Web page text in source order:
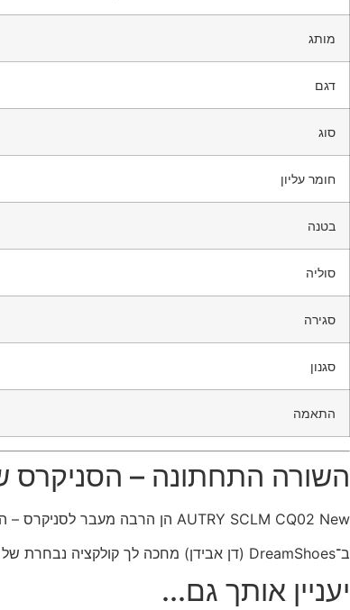
מותג
דגם
סוג
חומר עליון
בטנה
סוליה
סגירה
סגנון
התאמה
השורה התחתונה – הסניקרס
AUTRY SCLM CQ02 New הן הרבה מעבר לסניקרס – הן פריט שמכניס אופי, איכות ונוכחות לכל הופעה. שילוב מושלם בין עיצוב על-זמני לנוחות מודרנית, בדיוק כמו שמצפים ממותג פרימיום אמיתי.
ב־DreamShoes (דן אבידן) מחכה לך קולקציה נבחרת של מותגי על ואופנת פרימיום – כי סטייל אמיתי מתחיל בנעליים הנכונות.
יעניין אותך גם...